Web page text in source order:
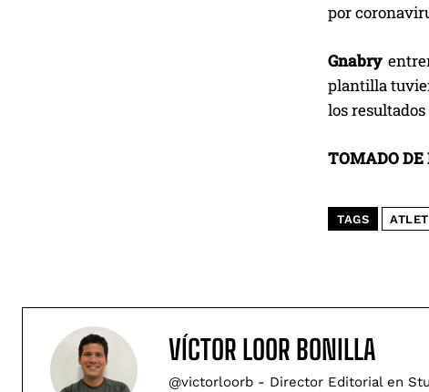
por
Gnabry
plantilla
los
TOMADO DE
TAGS
VÍCTOR LOOR BONILLA
@victorloorb - Director Editorial en